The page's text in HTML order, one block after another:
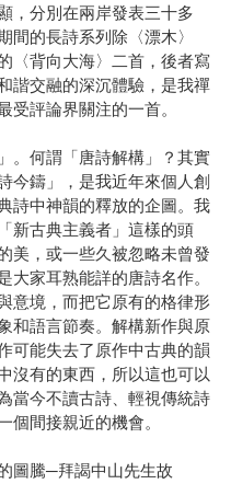
，分別在兩岸發表三十多
間的長詩系列除〈漂木〉
〈背向大海〉二首，後者寫
諧交融的深沉體驗，是我禪
受評論界關注的一首。
。何謂「唐詩解構」？其實
今鑄」，是我近年來個人創
詩中神韻的釋放的企圖。我
新古典主義者」這樣的頭
美，或一些久被忽略未曾發
大家耳熟能詳的唐詩名作。
意境，而把它原有的格律形
和語言節奏。解構新作與原
可能失去了原作中古典的韻
沒有的東西，所以這也可以
當今不讀古詩、輕視傳統詩
個間接親近的機會。
圖騰─拜謁中山先生故